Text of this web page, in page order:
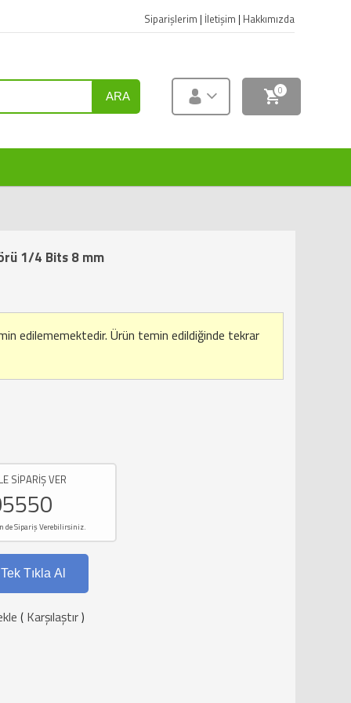
Siparişlerim | İletişim | Hakkımızda
ARA 0
1/4 Bits 8 mm
edilememektedir. Ürün temin edildiğinde tekrar
SİPARİŞ VER
de Sipariş Verebilirsiniz.
Tek Tıkla Al
( Karşılaştır)